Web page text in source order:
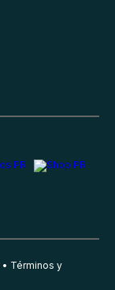
Términos y